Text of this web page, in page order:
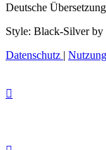
Deutsche
Style: Black-Silver by
Datenschutz |